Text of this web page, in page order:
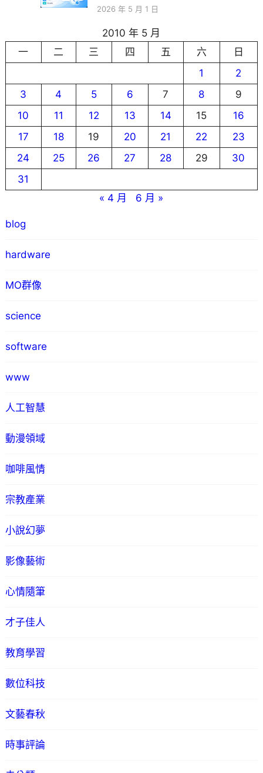
2026 年 5 月 1 日
2010 年 5 月
一
二 三 四 五 六
日
1
2
3
4 5 6 7 8
9
10
11 12 13 14 15
16
17
18 19 20 21 22
23
24
25 26 27 28 29
30
31
« 4 月
6 月 »
blog
hardware
MO群像
science
software
www
人工智慧
動漫領域
咖啡風情
宗教產業
小說幻夢
影像藝術
心情隨筆
才子佳人
教育學習
數位科技
文藝春秋
時事評論